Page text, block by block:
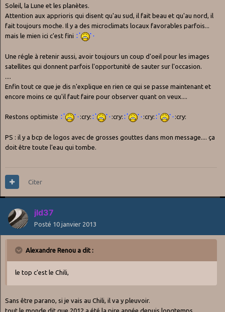
Soleil, la Lune et les planètes.
Attention aux apprioris qui disent qu'au sud, il fait beau et qu'au nord, il
fait toujours moche. Il y a des microclimats locaux favorables parfois...
mais le mien ici c'est fini
Une régle à retenir aussi, avoir toujours un coup d'oeil pour les images
satellites qui donnent parfois l'opportunité de sauter sur l'occasion.
....
Enfin tout ce que je dis n'explique en rien ce qui se passe maintenant et
encore moins ce qu'il faut faire pour observer quant on veux....
Restons optimiste :cry: :cry: :cry: :cry:
PS : il y a bcp de logos avec de grosses gouttes dans mon message.... ça
doit être toute l'eau qui tombe.
Citer
jld37
Posté 10 janvier 2013
Alexandre Renou a dit :
le top c'est le Chili,
Sans être parano, si je vais au Chili, il va y pleuvoir.
tout le monde dit que 2012 a été la pire année depuis longtemps...